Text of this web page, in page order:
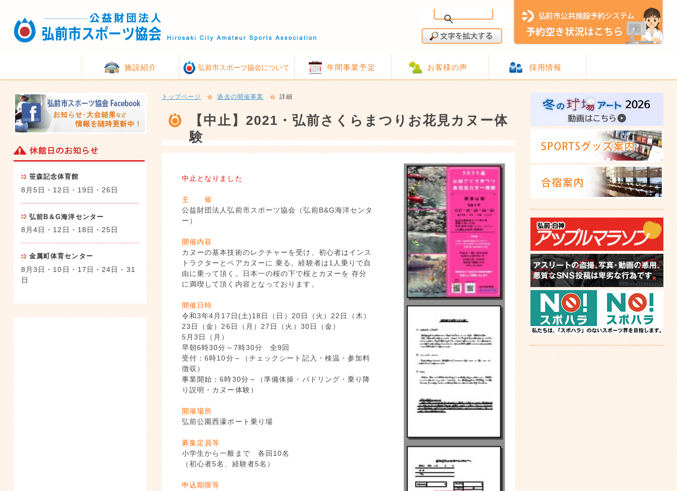
施設紹介 弘前市スポーツ協会について 年間事業予定 お客様の声 採用情報
トップページ 過去の開催事業 詳細
【中止】2021・弘前さくらまつりお花見カヌー体
験
中止となりました
主 催
公益財団法人弘前市スポーツ協会（弘前B&G海洋センタ
ー）
開催内容
カヌーの基本技術のレクチャーを受け、初心者はインス
トラクターとペアカヌーに 乗る。経験者は1人乗りで自
由に乗って頂く。日本一の桜の下で桜とカヌーを 存分
に満喫して頂く内容となっております。
開催日時
令和3年4月17日(土)18日（日）20日（火）22日（木）
23日（金）26日（月）27日（火）30日（金）
5月3日（月）
早朝6時30分～7時30分 全9回
受付：6時10分～（チェックシート記入・検温・参加料
徴収）
事業開始：6時30分～（準備体操・パドリング・乗り降
り説明・カヌー体験）
開催場所
弘前公園西濠ボート乗り場
募集定員等
小学生から一般まで 各回10名
（初心者5名、経験者5名）
申込期限等
笹森記念体育館
8月5日・12日・19日・26日
弘前B＆G海洋センター
8月4日・12日・18日・25日
金属町体育センター
8月3日・10日・17日・24日・31
日